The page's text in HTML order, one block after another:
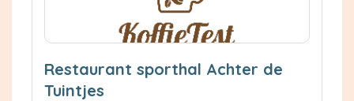
Restaurant sporthal Achter de
Tuintjes